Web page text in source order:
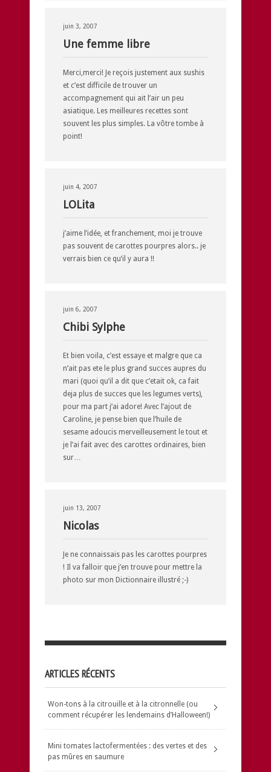
juin 3, 2007
Une femme libre
Merci,merci! Je reçois justement aux sushis
et c’est difficile de trouver un
accompagnement qui ait l’air un peu
asiatique. Les meilleures recettes sont
souvent les plus simples. La vôtre tombe à
point!
juin 4, 2007
LOLita
j’aime l’idée, et franchement, moi je trouve
pas souvent de carottes pourpres alors.. je
verrais bien ce qu’il y aura !!
juin 6, 2007
Chibi Sylphe
Et bien voila, c’est essaye et malgre que ca
n’ait pas ete le plus grand succes aupres du
mari (quoi qu’il a dit que c’etait ok, ca fait
deja plus de succes que les legumes verts),
pour ma part j’ai adore! Avec l’ajout de
Caroline, je pense bien que l’huile de
sesame adoucis merveilleusement le tout et
je l’ai fait avec des carottes ordinaires, bien
sur…
juin 13, 2007
Nicolas
Je ne connaissais pas les carottes pourpres
! Il va falloir que j’en trouve pour mettre la
photo sur mon Dictionnaire illustré ;-)
ARTICLES RÉCENTS
Won-tons à la citrouille et à la citronnelle (ou
comment récupérer les lendemains d’Halloween!)
Mini tomates lactofermentées : des vertes et des
pas mûres en saumure